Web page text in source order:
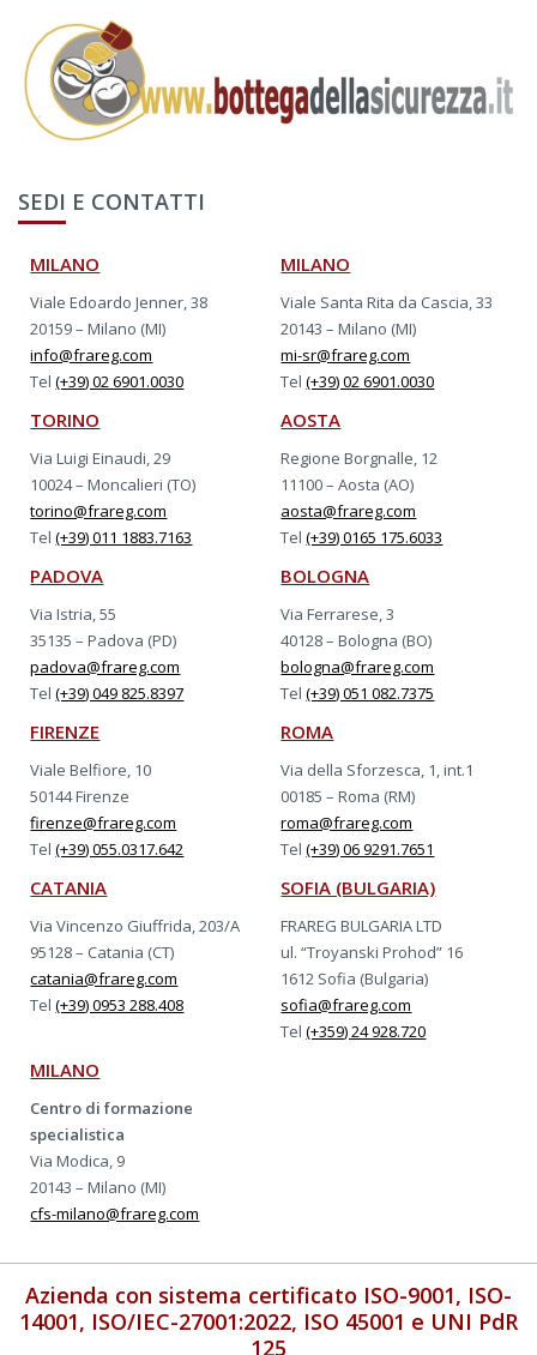
SEDI E CONTATTI
MILANO
Viale Edoardo Jenner, 38
20159 – Milano (MI)
info@frareg.com
Tel(+39) 02 6901.0030
MILANO
Viale Santa Rita da Cascia, 33
20143 – Milano (MI)
mi-sr@frareg.com
Tel(+39) 02 6901.0030
TORINO
Via Luigi Einaudi, 29
10024 – Moncalieri (TO)
torino@frareg.com
Tel(+39) 011 1883.7163
AOSTA
Regione Borgnalle, 12
11100 – Aosta (AO)
aosta@frareg.com
Tel(+39) 0165 175.6033
PADOVA
Via Istria, 55
35135 – Padova (PD)
padova@frareg.com
Tel(+39) 049 825.8397
BOLOGNA
Via Ferrarese, 3
40128 – Bologna (BO)
bologna@frareg.com
Tel(+39) 051 082.7375
FIRENZE
Viale Belfiore, 10
50144 Firenze
firenze@frareg.com
Tel(+39) 055.0317.642
ROMA
Via della Sforzesca, 1, int.1
00185 – Roma (RM)
roma@frareg.com
Tel(+39) 06 9291.7651
CATANIA
Via Vincenzo Giuffrida, 203/A
95128 – Catania (CT)
catania@frareg.com
Tel(+39) 0953 288.408
SOFIA (BULGARIA)
FRAREG BULGARIA LTD
ul. “Troyanski Prohod” 16
1612 Sofia (Bulgaria)
sofia@frareg.com
Tel(+359) 24 928.720
MILANO
Centro di formazione
specialistica
Via Modica, 9
20143 – Milano (MI)
cfs-milano@frareg.com
Azienda con sistema certificato ISO-9001, ISO-
14001, ISO/IEC-27001:2022, ISO 45001 e UNI PdR
125